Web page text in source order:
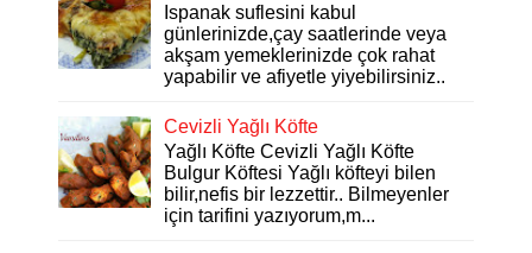
Ispanak suflesini kabul
günlerinizde,çay saatlerinde veya
akşam yemeklerinizde çok rahat
yapabilir ve afiyetle yiyebilirsiniz..
Cevizli Yağlı Köfte
Yağlı Köfte Cevizli Yağlı Köfte
Bulgur Köftesi Yağlı köfteyi bilen
bilir,nefis bir lezzettir.. Bilmeyenler
için tarifini yazıyorum,m...